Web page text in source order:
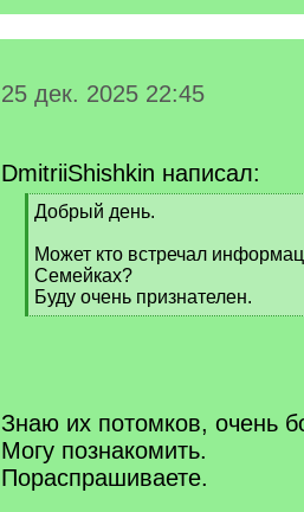
25 дек. 2025 22:45
DmitriiShishkin написал:
[
]
Добрый день.
Может кто встречал
Семейках?
Буду очень признателен.
[
Знаю их потомков, очень
Могу познакомить.
Пораспрашиваете.